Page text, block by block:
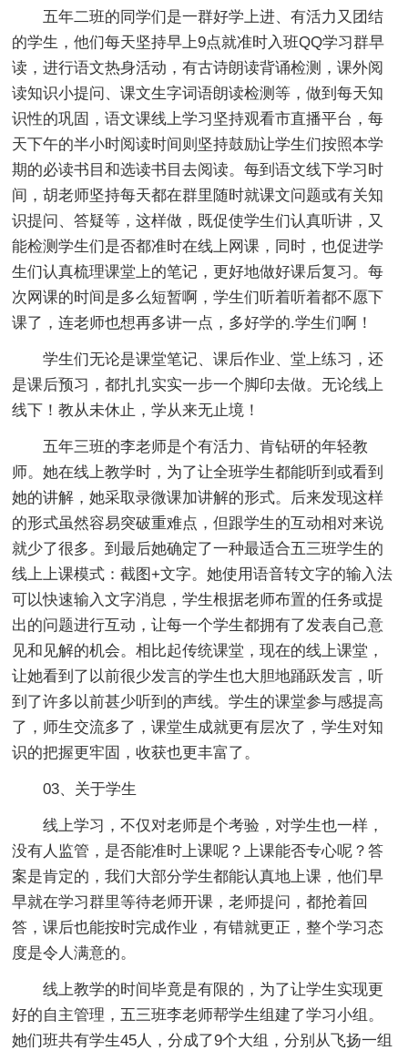
五年二班的同学们是一群好学上进、有活力又团结
的学生，他们每天坚持早上9点就准时入班QQ学习群早
读，进行语文热身活动，有古诗朗读背诵检测，课外阅
读知识小提问、课文生字词语朗读检测等，做到每天知
识性的巩固，语文课线上学习坚持观看市直播平台，每
天下午的半小时阅读时间则坚持鼓励让学生们按照本学
期的必读书目和选读书目去阅读。每到语文线下学习时
间，胡老师坚持每天都在群里随时就课文问题或有关知
识提问、答疑等，这样做，既促使学生们认真听讲，又
能检测学生们是否都准时在线上网课，同时，也促进学
生们认真梳理课堂上的笔记，更好地做好课后复习。每
次网课的时间是多么短暂啊，学生们听着听着都不愿下
课了，连老师也想再多讲一点，多好学的.学生们啊！
学生们无论是课堂笔记、课后作业、堂上练习，还
是课后预习，都扎扎实实一步一个脚印去做。无论线上
线下！教从未休止，学从来无止境！
五年三班的李老师是个有活力、肯钻研的年轻教
师。她在线上教学时，为了让全班学生都能听到或看到
她的讲解，她采取录微课加讲解的形式。后来发现这样
的形式虽然容易突破重难点，但跟学生的互动相对来说
就少了很多。到最后她确定了一种最适合五三班学生的
线上上课模式：截图+文字。她使用语音转文字的输入法
可以快速输入文字消息，学生根据老师布置的任务或提
出的问题进行互动，让每一个学生都拥有了发表自己意
见和见解的机会。相比起传统课堂，现在的线上课堂，
让她看到了以前很少发言的学生也大胆地踊跃发言，听
到了许多以前甚少听到的声线。学生的课堂参与感提高
了，师生交流多了，课堂生成就更有层次了，学生对知
识的把握更牢固，收获也更丰富了。
03、关于学生
线上学习，不仅对老师是个考验，对学生也一样，
没有人监管，是否能准时上课呢？上课能否专心呢？答
案是肯定的，我们大部分学生都能认真地上课，他们早
早就在学习群里等待老师开课，老师提问，都抢着回
答，课后也能按时完成作业，有错就更正，整个学习态
度是令人满意的。
线上教学的时间毕竟是有限的，为了让学生实现更
好的自主管理，五三班李老师帮学生组建了学习小组。
她们班共有学生45人，分成了9个大组，分别从飞扬一组